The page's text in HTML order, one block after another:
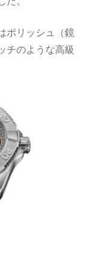
ポリッシュ（鏡
チのような高級